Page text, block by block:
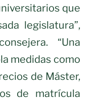
que
legislatura”,
“Una
medidas como
de Máster,
de matrícula